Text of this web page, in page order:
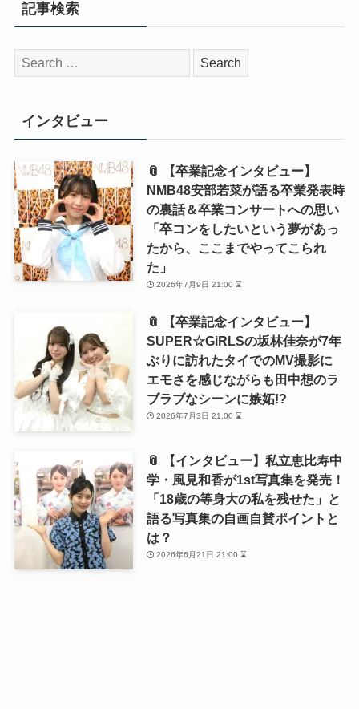
記事検索
検
索:
インタビュー
📎 【卒業記念インタビュー】
NMB48安部若菜が語る卒業発表時
の裏話＆卒業コンサートへの思い
「卒コンをしたいという夢があっ
たから、ここまでやってこられ
た」
2026年7月9日 21:00 ⌛
📎 【卒業記念インタビュー】
SUPER☆GiRLSの坂林佳奈が7年
ぶりに訪れたタイでのMV撮影に
エモさを感じながらも田中想のラ
ブラブなシーンに嫉妬!?
2026年7月3日 21:00 ⌛
📎 【インタビュー】私立恵比寿中
学・風見和香が1st写真集を発売！
「18歳の等身大の私を残せた」と
語る写真集の自画自賛ポイントと
は？
2026年6月21日 21:00 ⌛